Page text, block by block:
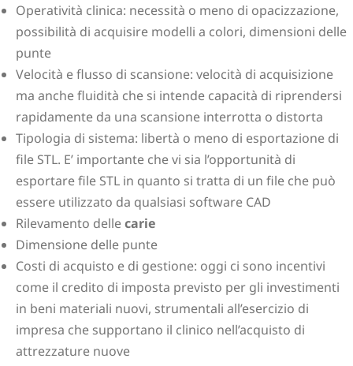
Operatività clinica: necessità o meno di opacizzazione,
possibilità di acquisire modelli a colori, dimensioni delle
punte
Velocità e flusso di scansione: velocità di acquisizione
ma anche fluidità che si intende capacità di riprendersi
rapidamente da una scansione interrotta o distorta
Tipologia di sistema: libertà o meno di esportazione di
file STL. E’ importante che vi sia l’opportunità di
esportare file STL in quanto si tratta di un file che può
essere utilizzato da qualsiasi software CAD
Rilevamento dellecarie
Dimensione delle punte
Costi di acquisto e di gestione: oggi ci sono incentivi
come il credito di imposta previsto per gli investimenti
in beni materiali nuovi, strumentali all’esercizio di
impresa che supportano il clinico nell’acquisto di
attrezzature nuove